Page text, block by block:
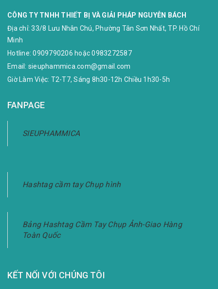
CÔNG TY TNHH THIẾT BỊ VÀ GIẢI PHÁP NGUYỄN BÁCH
Địa chỉ:33/8 Lưu Nhân Chú, Phường Tân Sơn Nhất, TP. Hồ Chí
Minh
Hotline:0909790206 hoặc0983272587
Email: sieuphammica.com@gmail.com
Giờ Làm Việc: T2-T7, Sáng 8h30-12h Chiều 1h30-5h
FANPAGE
SIEUPHAMMICA
Hashtag cầm tay Chụp hình
Bảng Hashtag Cầm Tay Chụp Ảnh-Giao Hàng
Toàn Quốc
KẾT NỐI VỚI CHÚNG TÔI